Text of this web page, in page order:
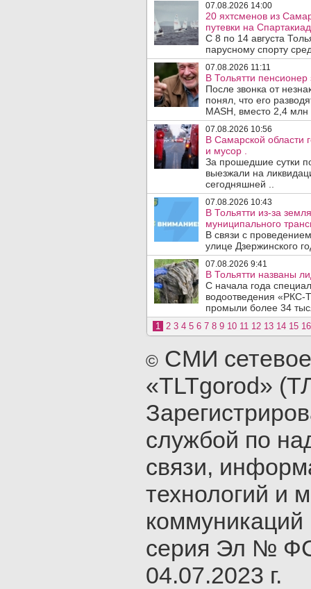
07.08.2026 14:00
20 яхтсменов из
путевки на
С 8 по 14 августа
парусному спорту
07.08.2026 11:11
В Тольятти
После звонка от
понял, что его
MASH, вместо 2,4 млн
07.08.2026 10:56
В Самарской области
и мусор .
За прошедшие сутки
выезжали на
сегодняшней ..
07.08.2026 10:43
В Тольятти из-за
муниципального
В связи с
улице Дзержинского
07.08.2026 9:41
В Тольятти названы
С начала года
водоотведения «РКС-
промыли более 34
1 2 3 4 5 6 7 8 9 10 11 12 13 14 15 16
© СМИ
«TLTgorod»
службой по
связи,
технологий и
серия Эл №
04.07.2023 г.